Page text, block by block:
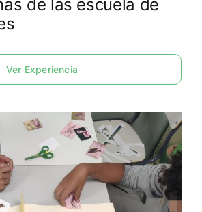
de las escuela de
Ver Experiencia